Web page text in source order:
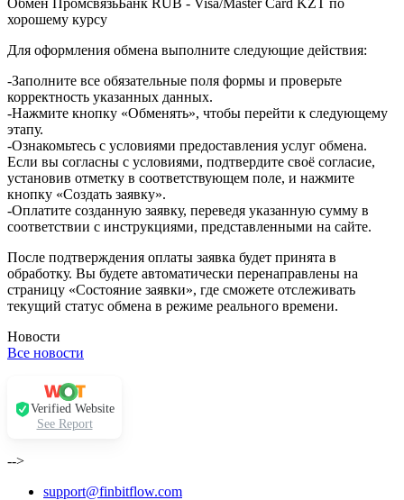
Обмен ПромсвязьБанк RUB - Visa/Master Card KZT по
хорошему курсу
Для оформления обмена выполните следующие действия:
-Заполните все обязательные поля формы и проверьте
корректность указанных данных.
-Нажмите кнопку «Обменять», чтобы перейти к следующему
этапу.
-Ознакомьтесь с условиями предоставления услуг обмена.
Если вы согласны с условиями, подтвердите своё согласие,
установив отметку в соответствующем поле, и нажмите
кнопку «Создать заявку».
-Оплатите созданную заявку, переведя указанную сумму в
соответствии с инструкциями, представленными на сайте.
После подтверждения оплаты заявка будет принята в
обработку. Вы будете автоматически перенаправлены на
страницу «Состояние заявки», где сможете отслеживать
текущий статус обмена в режиме реального времени.
Новости
Все новости
Verified Website
See Report
-->
support@finbitflow.com